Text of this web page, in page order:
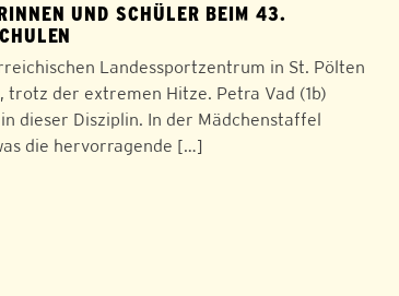
UND SCHÜLER BEIM 43.
Landessportzentrum in St. Pölten
der extremen Hitze. Petra Vad (1b)
dieser Disziplin. In der Mädchenstaffel
die hervorragende […]